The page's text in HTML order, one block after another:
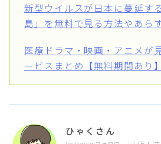
新型ウイルスが日本に蔓延す
島」を無料で見る方法やあら
医療ドラマ・映画・アニメが
ービスまとめ【無料期間あり】
ひゃくさん